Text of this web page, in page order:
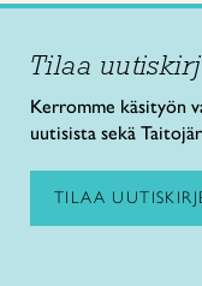
Tilaa
Kerromme käsityön
uutisista sekä
TILAA